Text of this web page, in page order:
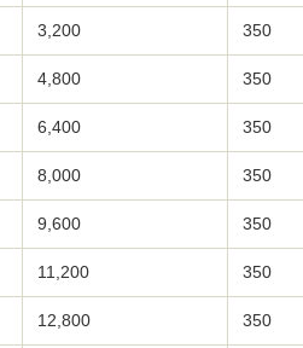
3,200 350
4,800 350
6,400 350
8,000 350
9,600 350
11,200 350
12,800 350